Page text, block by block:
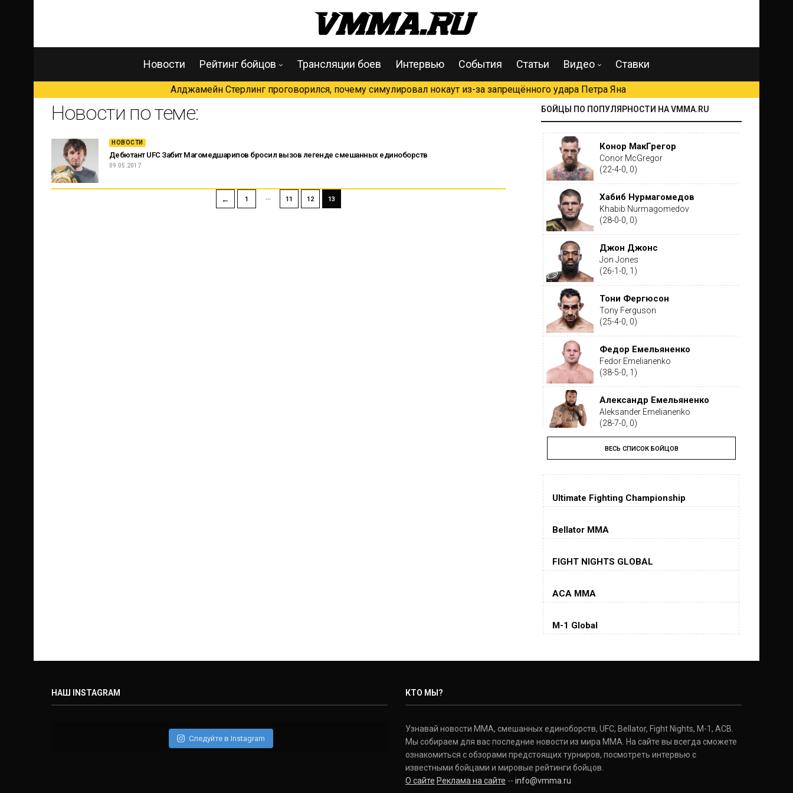
Новости Рейтинг бойцов Трансляции боев Интервью События Статьи Видео Ставки
Алджамейн Стерлинг проговорился, почему симулировал нокаут из-за запрещённого удара Петра Яна
Новости по теме:
НОВОСТИ
Дебютант UFC Забит Магомедшарипов бросил вызов легенде смешанных единоборств
09.05.2017
← 1 … 11 12 13
БОЙЦЫ ПО ПОПУЛЯРНОСТИ НА VMMA.RU
Конор МакГрегор
Conor McGregor
(22-4-0, 0)
Хабиб Нурмагомедов
Khabib Nurmagomedov
(28-0-0, 0)
Джон Джонс
Jon Jones
(26-1-0, 1)
Тони Фергюсон
Tony Ferguson
(25-4-0, 0)
Федор Емельяненко
Fedor Emelianenko
(38-5-0, 1)
Александр Емельяненко
Aleksander Emelianenko
(28-7-0, 0)
Тайрон Вудли
Tyron Woodley
(19-5-1, 0)
Дастин Порье
(26-6-0, 1)
Jorge Masvidal
Колби Ковингтон
Дэниель Кормье
(22-2-0, 1)
Нэйт Диаз
Nate Diaz
ВЕСЬ СПИСОК БОЙЦОВ
Ultimate Fighting Championship
Bellator MMA
FIGHT NIGHTS GLOBAL
ACA MMA
M-1 Global
НАШ INSTAGRAM
Следуйте в Instagram
КТО МЫ?
Узнавай новости ММА, смешанных единоборств, UFC, Bellator, Fight Nights, M-1, ACB.
Мы собираем для вас последние новости из мира ММА. На сайте вы всегда сможете
ознакомиться с обзорами предстоящих турниров, посмотреть интервью с
известными бойцами и мировые рейтинги бойцов.
О сайте Реклама на сайте -- info@vmma.ru